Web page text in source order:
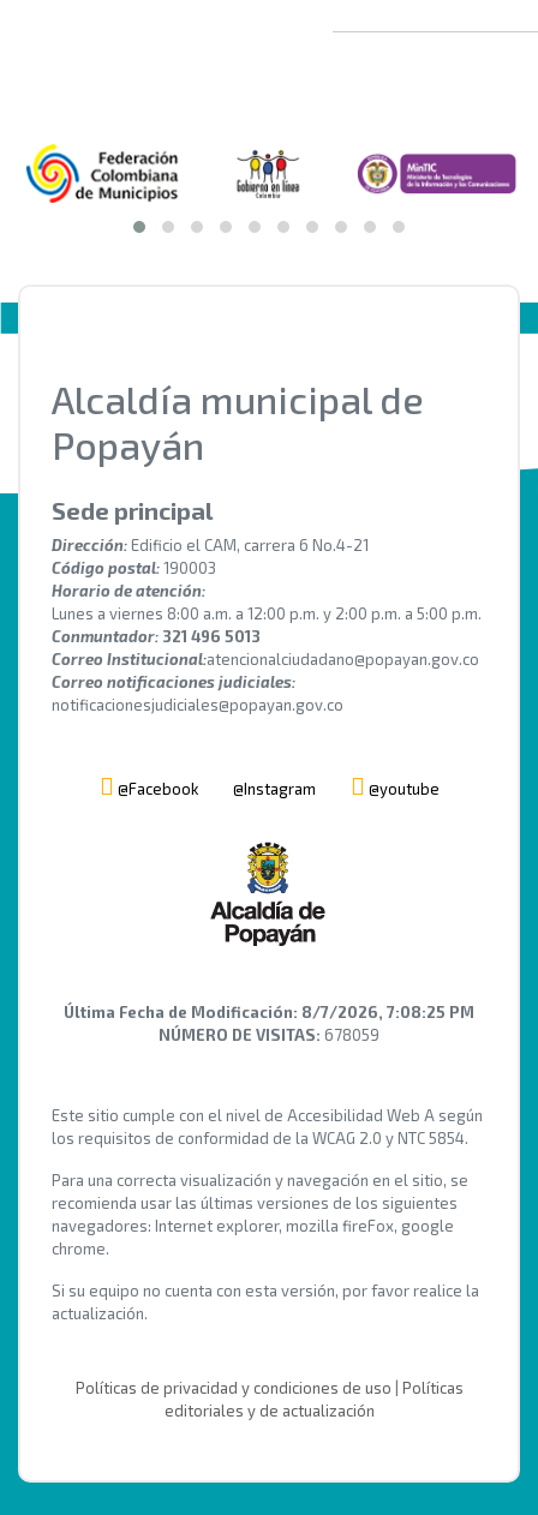
Alcaldía municipal de
Popayán
Sede principal
Dirección: Edificio el CAM, carrera 6 No.4-21
Código postal:190003
Horario de atención:
Lunes a viernes 8:00 a.m. a 12:00 p.m. y 2:00 p.m. a 5:00 p.m.
Conmuntador: 321 496 5013
Correo Institucional:atencionalciudadano@popayan.gov.co
Correo notificaciones judiciales:
notificacionesjudiciales@popayan.gov.co
@Facebook @Instagram @youtube
Última Fecha de Modificación: 8/7/2026, 7:08:25 PM
NÚMERO DE VISITAS: 678059
Este sitio cumple con el nivel de Accesibilidad Web A según
los requisitos de conformidad de la WCAG 2.0 y NTC 5854.
Para una correcta visualización y navegación en el sitio, se
recomienda usar las últimas versiones de los siguientes
navegadores: Internet explorer, mozilla fireFox, google
chrome.
Si su equipo no cuenta con esta versión, por favor realice la
actualización.
Políticas de privacidad y condiciones de uso
Políticas
editoriales y de actualización